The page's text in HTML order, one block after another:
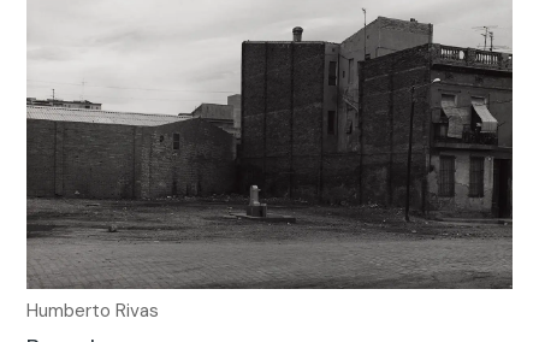
Humberto Rivas